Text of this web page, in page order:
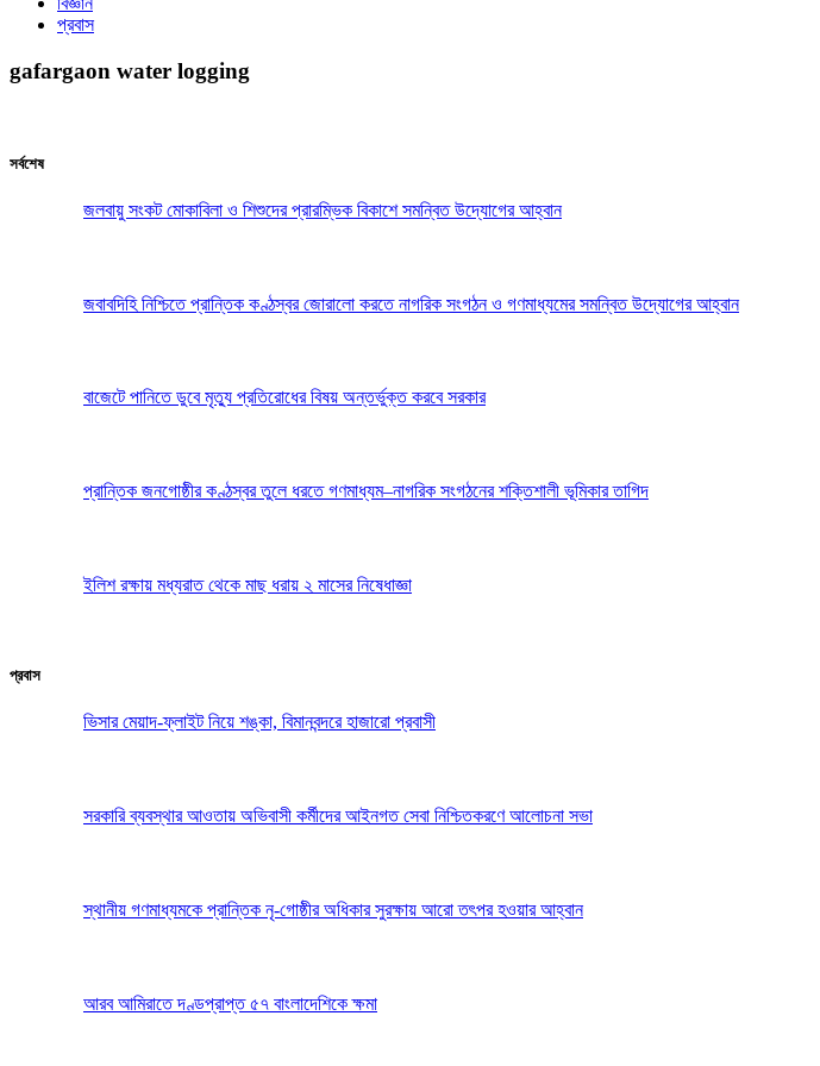
প্রবাস
gafargaon water logging
সর্বশেষ
জলবায়ু সংকট মোকাবিলা ও শিশুদের প্রারম্ভিক বিকাশে সমন্বিত উদ্যোগের আহ্বান
জবাবদিহি নিশ্চিতে প্রান্তিক কণ্ঠস্বর জোরালো করতে নাগরিক সংগঠন ও গণমাধ্যমের সমন্বিত উদ্যোগের আহ্বান
বাজেটে পানিতে ডুবে মৃত্যু প্রতিরোধের বিষয় অন্তর্ভুক্ত করবে সরকার
প্রান্তিক জনগোষ্ঠীর কণ্ঠস্বর তুলে ধরতে গণমাধ্যম–নাগরিক সংগঠনের শক্তিশালী ভূমিকার তাগিদ
ইলিশ রক্ষায় মধ্যরাত থেকে মাছ ধরায় ২ মাসের নিষেধাজ্ঞা
প্রবাস
ভিসার মেয়াদ-ফ্লাইট নিয়ে শঙ্কা, বিমানবন্দরে হাজারো প্রবাসী
সরকারি ব্যবস্থার আওতায় অভিবাসী কর্মীদের আইনগত সেবা নিশ্চিতকরণে আলোচনা সভা
স্থানীয় গণমাধ্যমকে প্রান্তিক নৃ-গোষ্ঠীর অধিকার সুরক্ষায় আরো তৎপর হওয়ার আহ্বান
আরব আমিরাতে দণ্ডপ্রাপ্ত ৫৭ বাংলাদেশিকে ক্ষমা